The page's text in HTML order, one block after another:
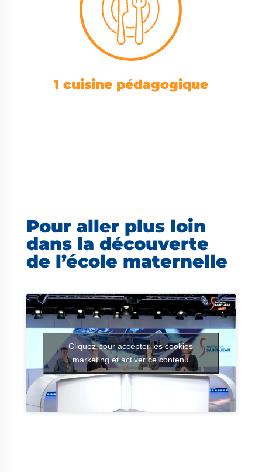
1 cuisine pédagogique
Pour aller plus loin
dans la découverte
de l’école maternelle
Cliquez pour accepter les cookies
marketing et activer ce contenu